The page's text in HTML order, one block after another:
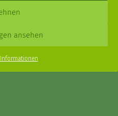
ansehen
Menu